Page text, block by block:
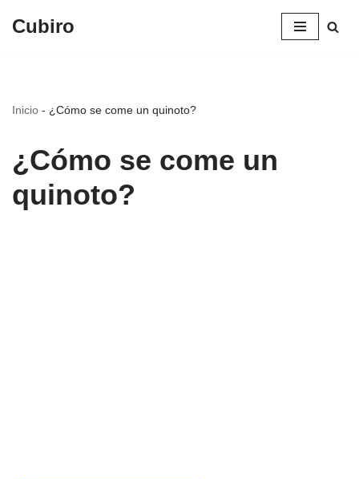
Cubiro
Inicio - ¿Cómo se come un quinoto?
¿Cómo se come un
quinoto?